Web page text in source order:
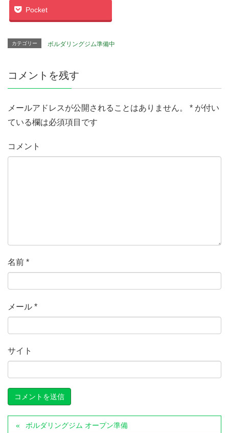
Pocket
カテゴリー ボルダリングジム準備中
コメントを残す
メールアドレスが公開されることはありません。 * が付い
ている欄は必須項目です
コメント
名前 *
メール *
サイト
ボルダリングジム オープン準備